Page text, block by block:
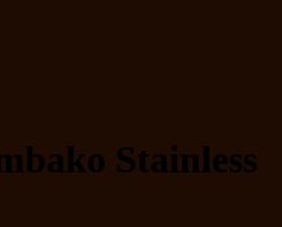
Stainless